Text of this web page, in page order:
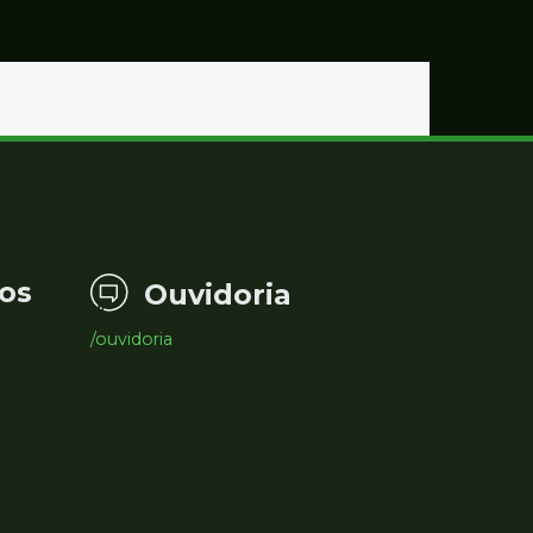
Ouvidoria
/ouvidoria